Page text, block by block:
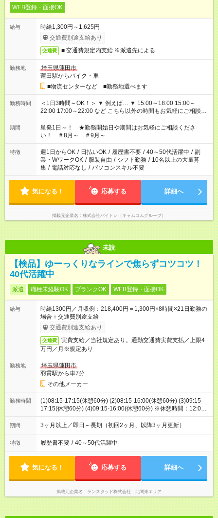
WEB登録・面接OK
給与
時給1,300円～1,625円
交通費別途支給あり
交通費 ■ 交通費規定内支給 ※派遣先による
勤務地
埼玉県蓮田市
蓮田駅からバイク・車
■物流センターなど ■勤務地選べます
勤務時間
＜1日3時間～OK！＞ ▼ 例えば… ▼ 15:00～18:00 15:00～
22:00 17:00～22:00 など こちら以外の時間もお気軽にご相談く
ださい！
期間
単発1日～！ ★勤務開始日や期間はお気軽にご相談くださ
い！ ＃8月～ ＃9月～
特徴 週1日からOK / 日払いOK / 履歴書不要 / 40～50代活躍中 / 副
業・WワークOK / 服装自由 / シフト勤務 / 10名以上の大量募
集 / 電話対応なし / パソコンスキル不要
気になる！ 応募する 詳細へ
掲載元企業名 株式会社バイトレ（キャムコムグループ）
未読
【検品】ゆーっくりなラインで焦らずコツコツ！
40代活躍中
派遣 職種未経験OK ブランクOK WEB登録・面接OK
給与
時給1300円／月収例：218,400円＝1,300円×8時間×21日勤務の
場合＋交通費別途支給
交通費別途支給あり
交通費
実費支給／当社規定あり。通勤交通費実費支払／上限4
万円／月※規定あり
勤務地
埼玉県蓮田市
羽貫駅から車7分
その他メーカー
勤務時間
(1)08:15-17:15(休憩60分) (2)08:15-16:00(休憩60分) (3)09:15-
17:15(休憩60分) (4)09:15-16:00(休憩60分) ※休憩時間：12:00-
12:45、15:00:15:15
期間 3ヶ月以上／即日～長期（初回2ヶ月、以降3ヶ月更新）
特徴 履歴書不要 / 40～50代活躍中
気になる！ 応募する 詳細へ
掲載元企業名 ランスタッド株式会社 北関東エリア